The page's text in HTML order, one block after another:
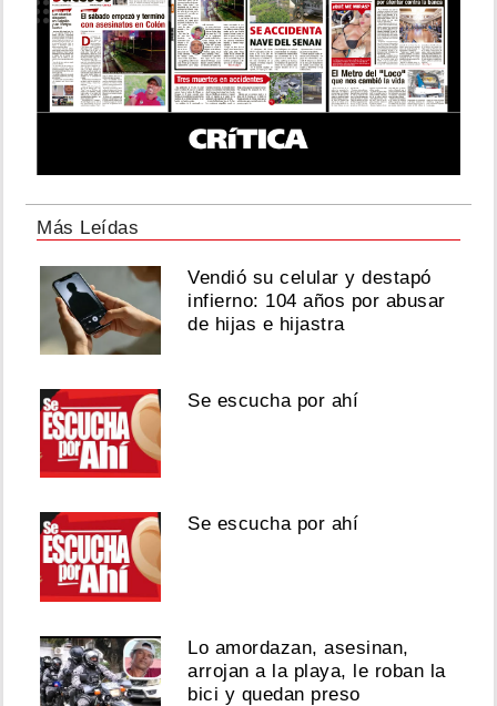
Más Leídas
Vendió su celular y destapó
infierno: 104 años por abusar
de hijas e hijastra
Se escucha por ahí
Se escucha por ahí
Lo amordazan, asesinan,
arrojan a la playa, le roban la
bici y quedan preso